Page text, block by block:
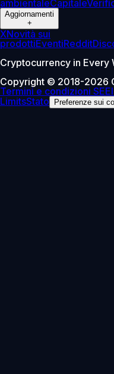
ambientaleCapitale
Aggiornamenti
+
XNovità sui
prodottiEventiReddit
Cryptocurrency in Every
Copyright © 2018-2026
Termini e condizioni SEE
LimitsStato Preferenze sui